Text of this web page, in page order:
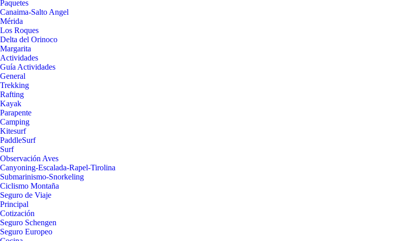
Paquetes
Canaima-Salto Angel
Mérida
Los Roques
Delta del Orinoco
Margarita
Actividades
Guía Actividades
General
Trekking
Rafting
Kayak
Parapente
Camping
Kitesurf
PaddleSurf
Surf
Observación Aves
Canyoning-Escalada-Rapel-Tirolina
Submarinismo-Snorkeling
Ciclismo Montaña
Seguro de Viaje
Principal
Cotización
Seguro Schengen
Seguro Europeo